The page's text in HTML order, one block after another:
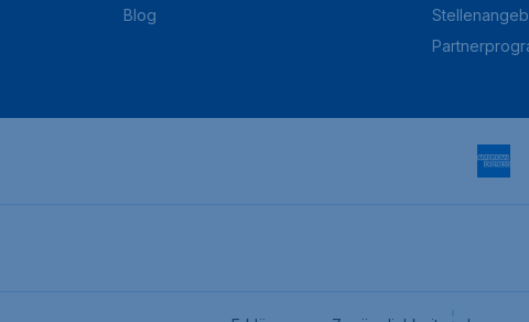
Blog